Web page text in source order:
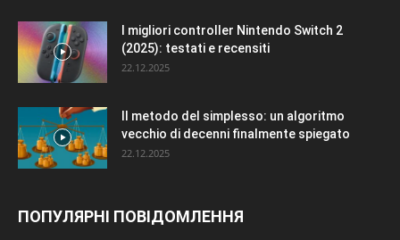
I migliori controller Nintendo Switch 2
(2025): testati e recensiti
22.12.2025
Il metodo del simplesso: un algoritmo
vecchio di decenni finalmente spiegato
22.12.2025
ПОПУЛЯРНІ ПОВІДОМЛЕННЯ